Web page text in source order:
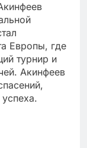
Европы, где
турнир и
Акинфеев